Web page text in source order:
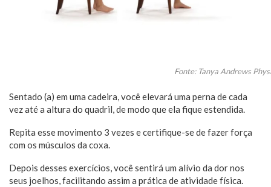
Fonte: Tanya Andrews
Sentado (a) em uma cadeira, você elevará uma perna de cada
vez até a altura do quadril, de modo que ela fique estendida.
Repita esse movimento 3 vezes e certifique-se de fazer força
com os músculos da coxa.
Depois desses exercícios, você sentirá um alívio da dor nos
seus joelhos, facilitando assim a prática de atividade física.